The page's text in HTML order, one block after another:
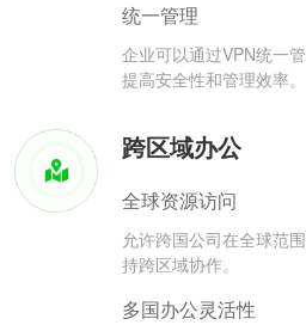
统一管理
企业可以通过VPN统一
提高安全性和管理效率。
跨区域办公
全球资源访问
允许跨国公司在全球范
持跨区域协作。
多国办公灵活性